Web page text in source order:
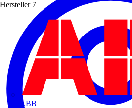
Hersteller 7
ABB